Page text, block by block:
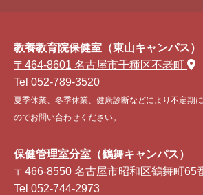
教養教育院保健室（東山キャンパス）
〒464-8601 名古屋市千種区不老町
Tel 052-789-3520
夏季休業、冬季休業、健康診断などにより不定期
のでお問い合わせください。
保健管理室分室（鶴舞キャンパス）
〒466-8550 名古屋市昭和区鶴舞町65
Tel 052-744-2973